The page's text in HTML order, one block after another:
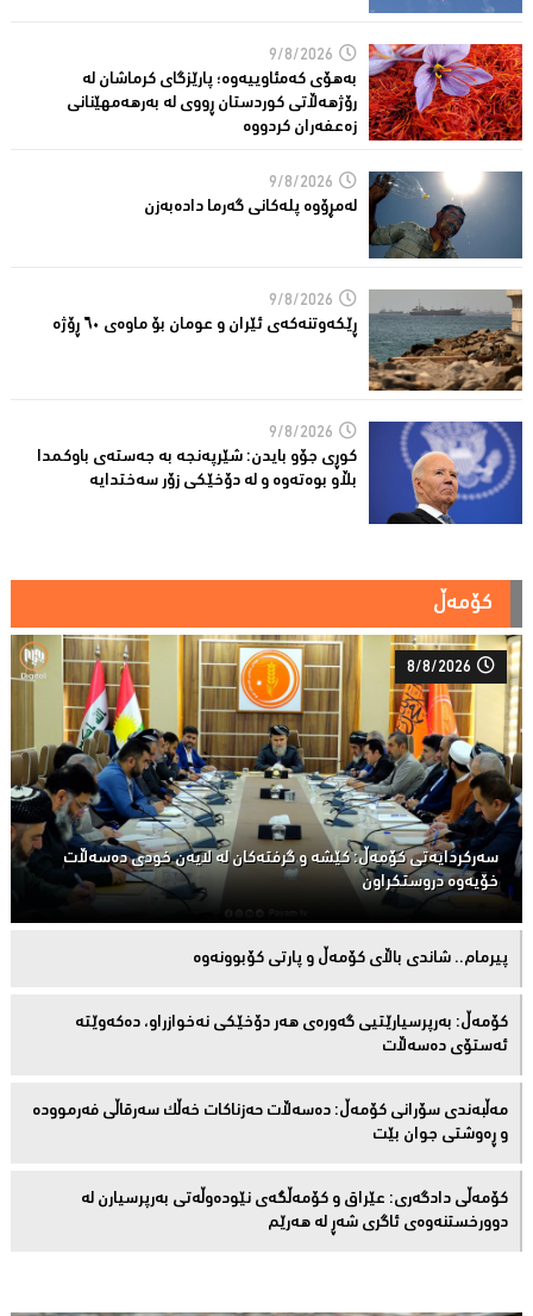
9/8/2026
بەهۆی کەمئاوییەوە؛ پارێزگاى کرماشان لە
رۆژهەڵاتى کوردستان ڕووى لە بەرهەمهێنانى
زەعفەران کردووە
9/8/2026
له‌مڕۆوه‌ پله‌كانی گه‌رما داده‌به‌زن
9/8/2026
ڕێكه‌وتنه‌كه‌ی ئێران و عومان بۆ ماوه‌ی ٦٠ ڕۆژه‌
9/8/2026
کوڕی جۆو بایدن: شێرپەنجە بە جەستەی باوکمدا
بڵاو بوەتەوە و لە دۆخێکی زۆر سەختدایە
کۆمەڵ
8/8/2026
سەركردایەتی كۆمەڵ: كێشە و گرفتەكان لە لایەن خودی دەسەڵات
خۆیەوە دروستكراون
پیرمام.. شاندی باڵای كۆمه‌ڵ و پارتی كۆبوونه‌وه‌
كۆمەڵ: بەرپرسیارێتیی گەورەی هەر دۆخێکی نەخوازراو، دەكەوێتە
ئەستۆی دەسەڵات
مەڵبەندى سۆرانى کۆمەڵ: دەسەڵات حەزناکات خەڵک سەرقاڵى فەرموودە
و ڕەوشتى جوان بێت
کۆمەڵى دادگەرى: عێراق و كۆمەڵگەی نێودەوڵەتی بەرپرسیارن لە
دوورخستنەوەى ئاگری شەڕ لە هەرێم